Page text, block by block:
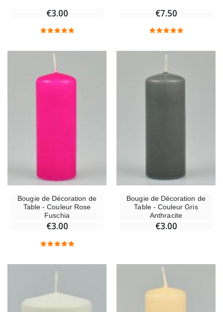
€3.00 €7.50
Bougie de Décoration de
Table - Couleur Rose
Fuschia
€3.00
Bougie de Décoration de
Table - Couleur Gris
Anthracite
€3.00